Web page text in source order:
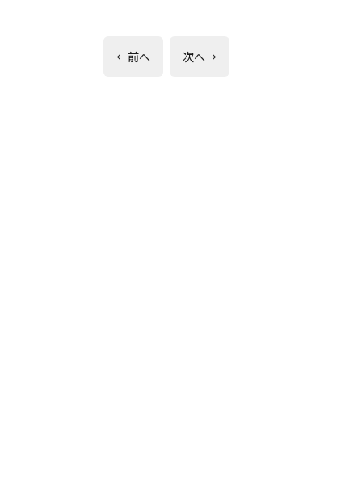
前
の
←前へ 次
の
次へ→